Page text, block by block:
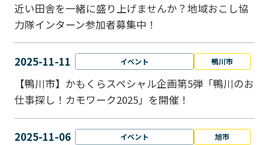
近い田舎を一緒に盛り上げませんか？地域おこし協
力隊インターン参加者募集中！
2025-11-11 イベント 鴨川市
【鴨川市】かもくらスペシャル企画第5弾「鴨川のお
仕事探し！カモワーク2025」を開催！
2025-11-06 イベント
旭市